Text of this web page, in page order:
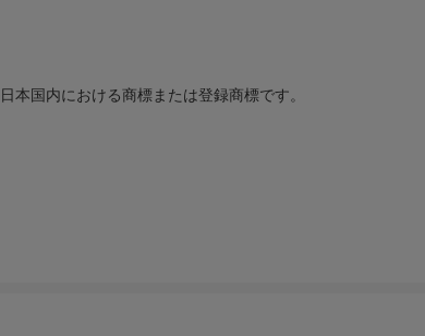
本国内における商標または登録商標です。